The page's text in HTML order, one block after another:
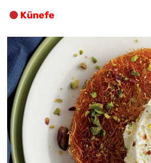
Künefe